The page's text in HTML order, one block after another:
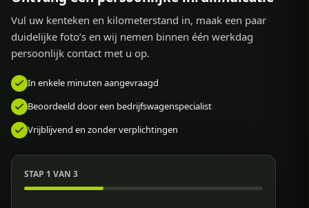
Vul uw kenteken en kilometerstand in, maak een paar
duidelijke foto’s en wij nemen binnen één werkdag
persoonlijk contact met u op.
In enkele minuten aangevraagd
Beoordeeld door een bedrijfswagenspecialist
Vrijblijvend en zonder verplichtingen
STAP 1 VAN 3